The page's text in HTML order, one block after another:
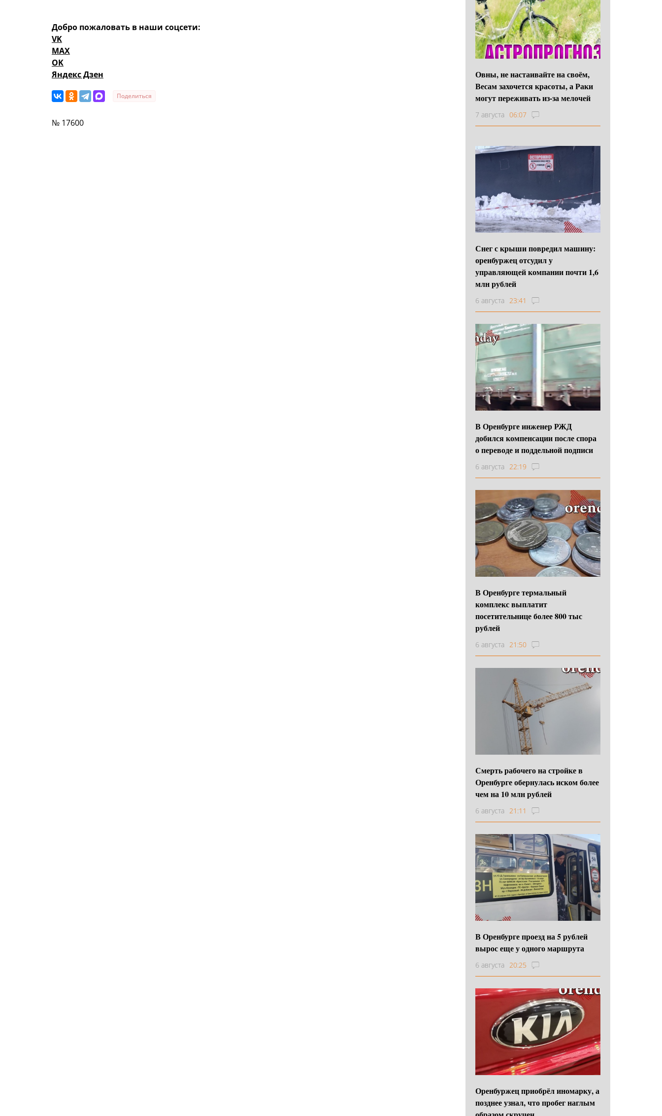
Добро пожаловать в наши соцсети:
VK
MAX
OK
Яндекс Дзен
Поделиться
№ 17600
Овны, не настаивайте на своём,
Весам захочется красоты, а Раки
могут переживать из-за мелочей
7 августа 06:07
Снег с крыши повредил машину:
оренбуржец отсудил у
управляющей компании почти 1,6
млн рублей
6 августа 23:41
В Оренбурге инженер РЖД
добился компенсации после спора
о переводе и поддельной подписи
6 августа 22:19
В Оренбурге термальный
комплекс выплатит
посетительнице более 800 тыс
рублей
6 августа 21:50
Смерть рабочего на стройке в
Оренбурге обернулась иском более
чем на 10 млн рублей
6 августа 21:11
В Оренбурге проезд на 5 рублей
вырос еще у одного маршрута
6 августа 20:25
Оренбуржец приобрёл иномарку, а
позднее узнал, что пробег наглым